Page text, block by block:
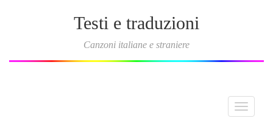
Testi e traduzioni
Canzoni italiane e straniere
Toggle